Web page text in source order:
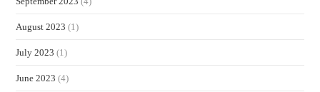
August 2023 (1)
July 2023 (1)
June 2023 (4)